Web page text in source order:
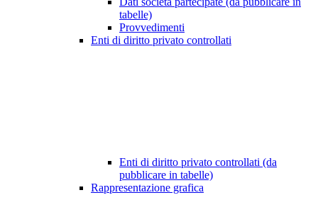
tabelle)
Provvedimenti
Enti di diritto privato controllati
Enti di diritto privato controllati (da
pubblicare in tabelle)
Rappresentazione grafica